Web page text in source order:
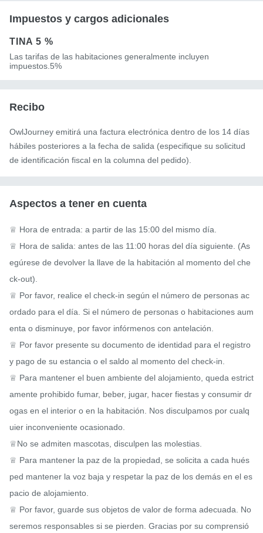
Impuestos y cargos adicionales
TINA 5 %
Las tarifas de las habitaciones generalmente incluyen
impuestos.5%
Recibo
OwlJourney emitirá una factura electrónica dentro de los 14 días
hábiles posteriores a la fecha de salida (especifique su solicitud
de identificación fiscal en la columna del pedido).
Aspectos a tener en cuenta
♕ Hora de entrada: a partir de las 15:00 del mismo día.
♕ Hora de salida: antes de las 11:00 horas del día siguiente. (As
egúrese de devolver la llave de la habitación al momento del che
ck-out).
♕ Por favor, realice el check-in según el número de personas ac
ordado para el día. Si el número de personas o habitaciones aum
enta o disminuye, por favor infórmenos con antelación.
♕ Por favor presente su documento de identidad para el registro
y pago de su estancia o el saldo al momento del check-in.
♕ Para mantener el buen ambiente del alojamiento, queda estrict
amente prohibido fumar, beber, jugar, hacer fiestas y consumir dr
ogas en el interior o en la habitación. Nos disculpamos por cualq
uier inconveniente ocasionado.
♕No se admiten mascotas, disculpen las molestias.
♕ Para mantener la paz de la propiedad, se solicita a cada hués
ped mantener la voz baja y respetar la paz de los demás en el es
pacio de alojamiento.
♕ Por favor, guarde sus objetos de valor de forma adecuada. No
seremos responsables si se pierden. Gracias por su comprensió